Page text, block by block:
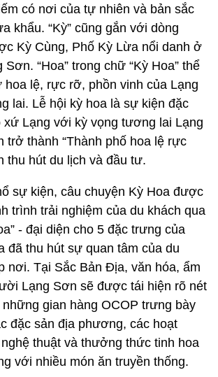
có nơi của tự nhiên và bản sắc
khẩu. “Kỳ” cũng gắn với dòng
Kỳ Cùng, Phố Kỳ Lừa nổi danh ở
“Hoa” trong chữ “Kỳ Hoa” thể
hoa lệ, rực rỡ, phồn vinh của Lạng
lai. Lễ hội kỳ hoa là sự kiện đặc
xứ Lạng với kỳ vọng tương lai Lạng
trở thành “Thành phố hoa lệ rực
thu hút du lịch và đầu tư.
sự kiện, câu chuyện Kỳ Hoa được
trình trải nghiệm của du khách qua
- đại diện cho 5 đặc trưng của
đã thu hút sự quan tâm của du
nơi. Tại Sắc Bản Địa, văn hóa, ẩm
Lạng Sơn sẽ được tái hiện rõ nét
gian hàng OCOP trưng bày
đặc sản địa phương, các hoạt
thuật và thưởng thức tinh hoa
với nhiều món ăn truyền thống.